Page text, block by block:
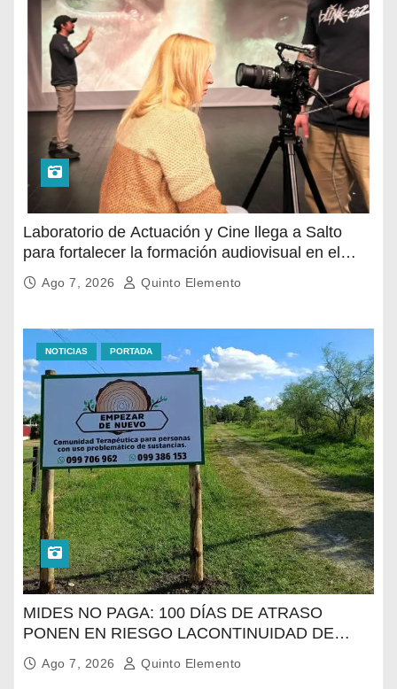
Laboratorio de Actuación y Cine llega a Salto
para fortalecer la formación audiovisual en el
norte del país
Ago 7, 2026 Quinto Elemento
NOTICIAS PORTADA
MIDES NO PAGA: 100 DÍAS DE ATRASO
PONEN EN RIESGO LACONTINUIDAD DE
TRATAMIENTO PARA LA POBLACIÓN
MÁSVULNERABLE DE SALTO
Ago 7, 2026 Quinto Elemento